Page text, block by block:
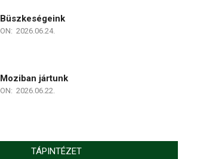
Büszkeségeink
ON: 2026.06.24.
Moziban jártunk
ON: 2026.06.22.
TÁPINTÉZET